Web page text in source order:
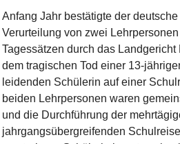
Anfang Jahr bestätigte der
Verurteilung von zwei
Tagessätzen durch das
dem tragischen Tod einer 13-
leidenden Schülerin auf einer
beiden Lehrpersonen waren
und die Durchführung der
jahrgangsübergreifenden